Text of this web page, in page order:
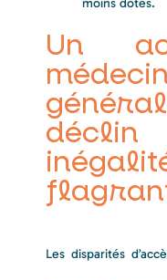
moins dotés.
Un
Les disparités